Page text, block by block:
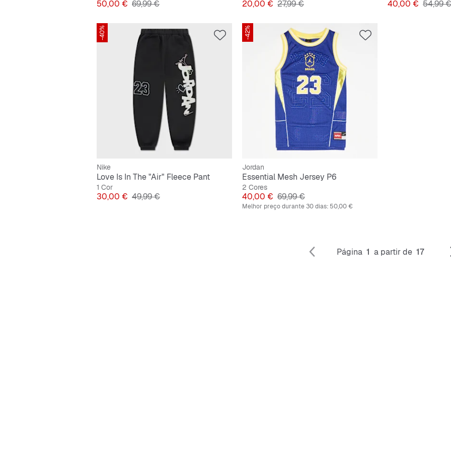
Preço
50,00 € Preço original
69,99 € Preço
20,00 € Preço original
27,99 € Preço
40,00 € Preço
54,99 €
-40%
Nike
Love Is In The "Air" Fleece Pant
1 Cor
Preço
30,00 € Preço original
49,99 €
-42%
Jordan
Essential Mesh Jersey P6
2 Cores
Preço
40,00 € Preço original
69,99 €
Melhor preço durante 30 dias: 50,00 €
Página 1 a partir de 17